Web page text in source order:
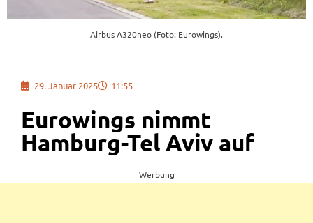
Airbus A320neo (Foto: Eurowings).
29. Januar 2025 11:55
Eurowings nimmt
Hamburg-Tel Aviv auf
Werbung